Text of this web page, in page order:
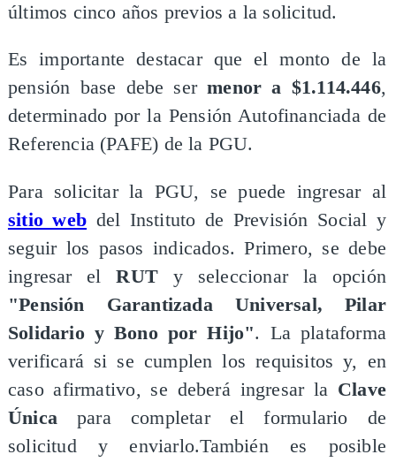
últimos cinco años previos a la solicitud.
Es importante destacar que el monto de la
pensión base debe sermenor a $1.114.446,
determinado por la Pensión Autofinanciada de
Referencia (PAFE) de la PGU.
Para solicitar la PGU, se puede ingresar al
sitio web del Instituto de Previsión Social y
seguir los pasos indicados. Primero, se debe
ingresar elRUT y seleccionar la opción
"Pensión Garantizada Universal, Pilar
Solidario y Bono por Hijo". La plataforma
verificará si se cumplen los requisitos y, en
caso afirmativo, se deberá ingresar la Clave
Única para completar el formulario de
solicitud y enviarlo.También es posible